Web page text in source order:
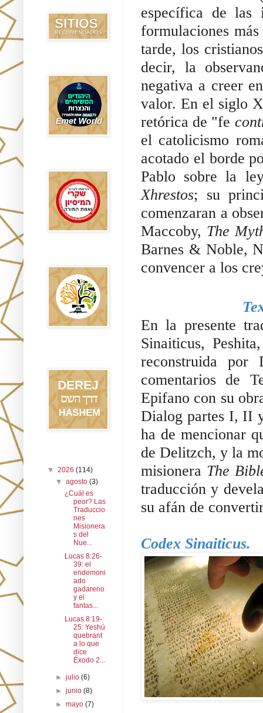
específica de las
formulaciones
tarde, los
decir, la
negativa a creer
valor. En el siglo
retórica de "fe
el catolicismo
acotado el borde
Xhrestos; su
comenzaran a
Maccoby, The
Barnes & Noble,
convencer a los
En la presente
Sinaiticus,
reconstruida
comentarios de
Epifano con su
Dialog partes I, II
ha de mencionar
de Delitzch, y la
misionera The
traducción y
su afán de
Codex Sinaiticus.
▼ 2026 (114)
▼agosto(3)
¿Cuál es
peor? Las
Traduccio
nes
Misionera
s del
Nue...
Lucas 8:26-
39: el
endemoni
ado
gadareno
y el
fantas...
Lucas 8:19-
25: Yeshú
quebrant
a lo que
dice
Éxodo 2...
►julio(6)
►junio(8)
►mayo(7)